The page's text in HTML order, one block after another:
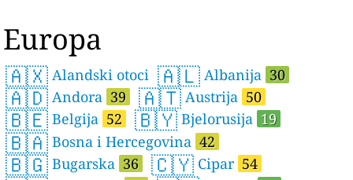
Europa
🇦🇽 Alandski otoci 🇦🇱 Albanija 30
🇦🇩 Andora 39 🇦🇹 Austrija 50
🇧🇪 Belgija 52 🇧🇾 Bjelorusija 19
🇧🇦 Bosna i Hercegovina 42
🇧🇬 Bugarska 36 🇨🇾 Cipar 54